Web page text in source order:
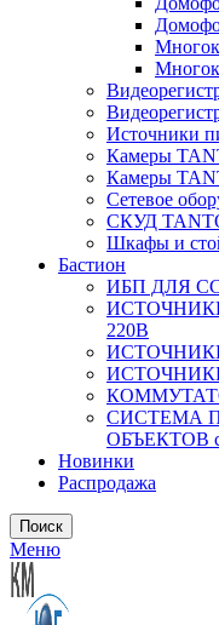
Источники
Камеры
Камеры
Сетевое
СКУД
Шкафы и
Бастион
ИБП ДЛЯ
220В
СИСТЕМА
ОБЪЕКТОВ
Новинки
Распродажа
Поиск
Меню